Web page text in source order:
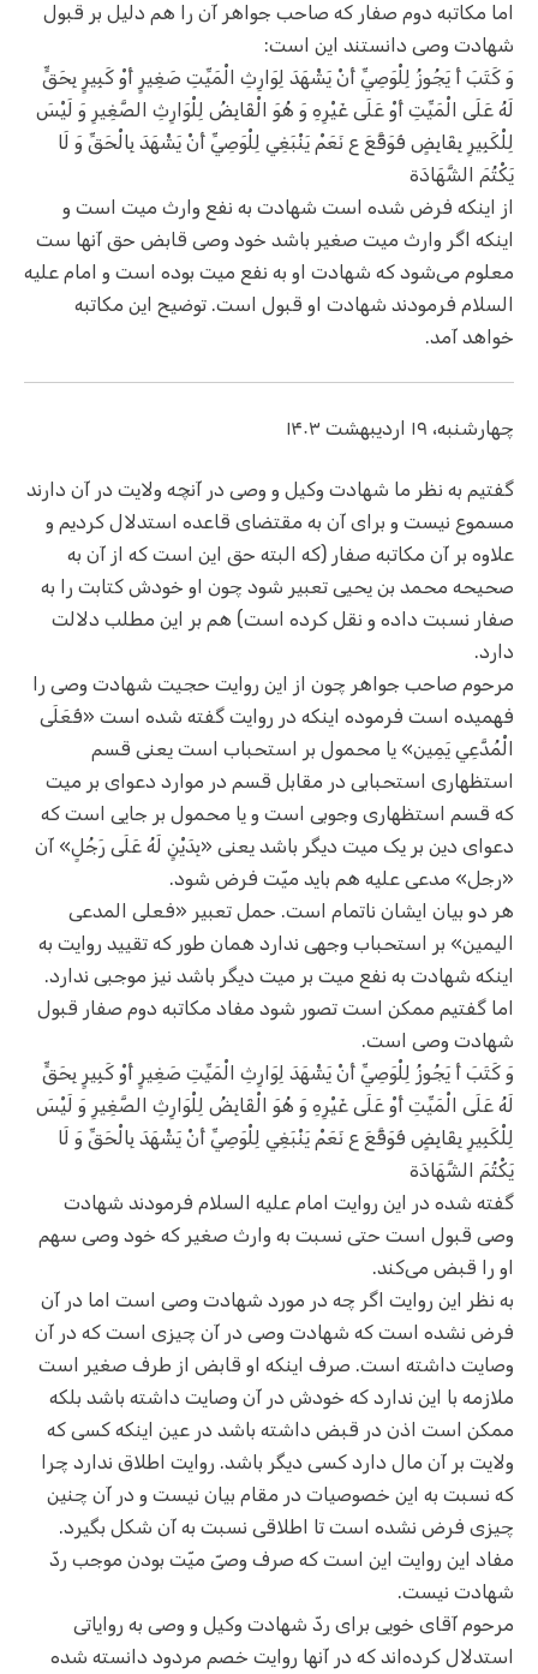
اما مکاتبه دوم صفار که صاحب جواهر آن را هم دلیل بر قبول
شهادت وصی دانستند این است:
وَ كَتَبَ أَ يَجُوزُ لِلْوَصِيِّ أَنْ يَشْهَدَ لِوَارِثِ الْمَيِّتِ صَغِيرٍ أَوْ كَبِيرٍ بِحَقٍّ
لَهُ عَلَى الْمَيِّتِ أَوْ عَلَى غَيْرِهِ وَ هُوَ الْقَابِضُ لِلْوَارِثِ الصَّغِيرِ وَ لَيْسَ
لِلْكَبِيرِ بِقَابِضٍ فَوَقَّعَ ع نَعَمْ يَنْبَغِي لِلْوَصِيِّ أَنْ يَشْهَدَ بِالْحَقِّ وَ لَا
يَكْتُمَ الشَّهَادَة
از اینکه فرض شده است شهادت به نفع وارث میت است و
اینکه اگر وارث میت صغیر باشد خود وصی قابض حق آنها ست
معلوم می‌شود که شهادت او به نفع میت بوده است و امام علیه
السلام فرمودند شهادت او قبول است. توضیح این مکاتبه
خواهد آمد.
چهارشنبه، ۱۹ اردیبهشت ۱۴۰۳
گفتیم به نظر ما شهادت وکیل و وصی در آنچه ولایت در آن دارند
مسموع نیست و برای آن به مقتضای قاعده استدلال کردیم و
علاوه بر آن مکاتبه صفار (که البته حق این است که از آن به
صحیحه محمد بن یحیی تعبیر شود چون او خودش کتابت را به
صفار نسبت داده و نقل کرده است) هم بر این مطلب دلالت
دارد.
مرحوم صاحب جواهر چون از این روایت حجیت شهادت وصی را
فهمیده است فرموده اینکه در روایت گفته شده است «فَعَلَى
الْمُدَّعِي يَمِين» یا محمول بر استحباب است یعنی قسم
استظهاری استحبابی در مقابل قسم در موارد دعوای بر میت
که قسم استظهاری وجوبی است و یا محمول بر جایی است که
دعوای دین بر یک میت دیگر باشد یعنی «بِدَيْنٍ لَهُ عَلَى‏ رَجُلٍ» آن
«رجل» مدعی علیه هم باید میّت فرض شود.
هر دو بیان ایشان ناتمام است. حمل تعبیر «فعلی المدعی
الیمین» بر استحباب وجهی ندارد همان طور که تقیید روایت به
اینکه شهادت به نفع میت بر میت دیگر باشد نیز موجبی ندارد.
اما گفتیم ممکن است تصور شود مفاد مکاتبه دوم صفار قبول
شهادت وصی است.
وَ كَتَبَ أَ يَجُوزُ لِلْوَصِيِّ أَنْ يَشْهَدَ لِوَارِثِ الْمَيِّتِ صَغِيرٍ أَوْ كَبِيرٍ بِحَقٍّ
لَهُ عَلَى الْمَيِّتِ أَوْ عَلَى غَيْرِهِ وَ هُوَ الْقَابِضُ لِلْوَارِثِ الصَّغِيرِ وَ لَيْسَ
لِلْكَبِيرِ بِقَابِضٍ فَوَقَّعَ ع نَعَمْ يَنْبَغِي لِلْوَصِيِّ أَنْ يَشْهَدَ بِالْحَقِّ وَ لَا
يَكْتُمَ الشَّهَادَة
گفته شده در این روایت امام علیه السلام فرمودند شهادت
وصی قبول است حتی نسبت به وارث صغیر که خود وصی سهم
او را قبض می‌کند.
به نظر این روایت اگر چه در مورد شهادت وصی است اما در آن
فرض نشده است که شهادت وصی در آن چیزی است که در آن
وصایت داشته است. صرف اینکه او قابض از طرف صغیر است
ملازمه‌ با این ندارد که خودش در آن وصایت داشته باشد بلکه
ممکن است اذن در قبض داشته باشد در عین اینکه کسی که
ولایت بر آن مال دارد کسی دیگر باشد. روایت اطلاق ندارد چرا
که نسبت به این خصوصیات در مقام بیان نیست و در آن چنین
چیزی فرض نشده است تا اطلاقی نسبت به آن شکل بگیرد.
مفاد این روایت این است که صرف وصیّ میّت بودن موجب ردّ‌
شهادت نیست.
مرحوم آقای خویی برای ردّ شهادت وکیل و وصی به روایاتی
استدلال کرده‌اند که در آنها روایت خصم مردود دانسته شده